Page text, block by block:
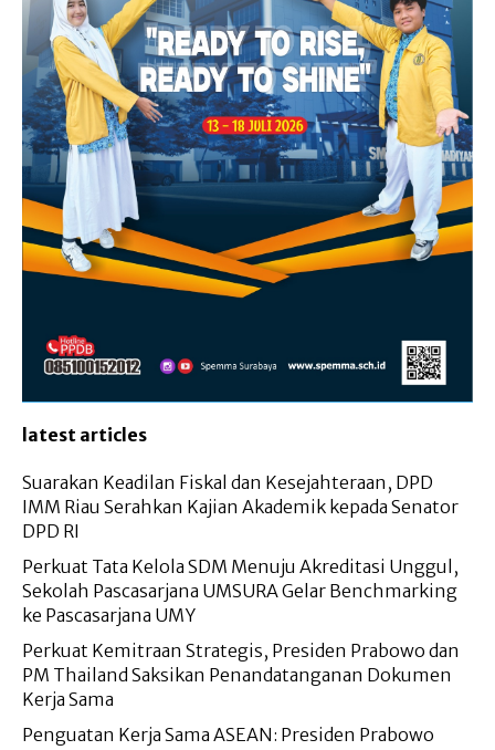
latest articles
Suarakan Keadilan Fiskal dan Kesejahteraan, DPD
IMM Riau Serahkan Kajian Akademik kepada Senator
DPD RI
Perkuat Tata Kelola SDM Menuju Akreditasi Unggul,
Sekolah Pascasarjana UMSURA Gelar Benchmarking
ke Pascasarjana UMY
Perkuat Kemitraan Strategis, Presiden Prabowo dan
PM Thailand Saksikan Penandatanganan Dokumen
Kerja Sama
Penguatan Kerja Sama ASEAN: Presiden Prabowo